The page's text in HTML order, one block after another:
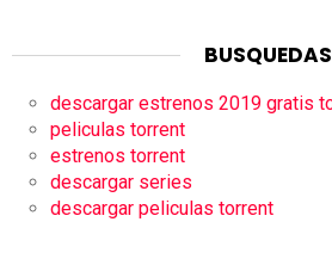
BUSQUEDAS
descargar estrenos 2019 gratis
peliculas torrent
estrenos torrent
descargar series
descargar peliculas torrent